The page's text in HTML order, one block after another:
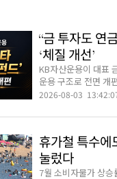
“금 투자도 연
‘체질 개선’
KB자산운용이 대표
운용 구조로 전면 개
2026-08-03
휴가철 특수
눌렀다
7월 소비자물가 상승